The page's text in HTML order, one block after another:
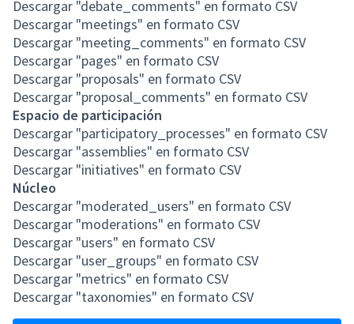
Descargar "debate_comments" en formato CSV
Descargar "meetings" en formato CSV
Descargar "meeting_comments" en formato CSV
Descargar "pages" en formato CSV
Descargar "proposals" en formato CSV
Descargar "proposal_comments" en formato CSV
Espacio de participación
Descargar "participatory_processes" en formato CSV
Descargar "assemblies" en formato CSV
Descargar "initiatives" en formato CSV
Núcleo
Descargar "moderated_users" en formato CSV
Descargar "moderations" en formato CSV
Descargar "users" en formato CSV
Descargar "user_groups" en formato CSV
Descargar "metrics" en formato CSV
Descargar "taxonomies" en formato CSV